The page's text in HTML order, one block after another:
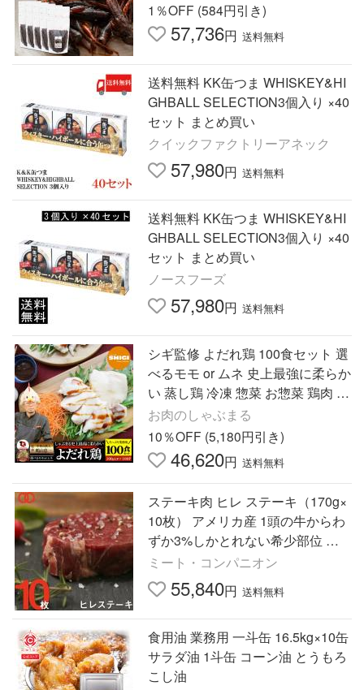
1％OFF (584円引き)
57,736円 送料無料
送料無料 KK缶つま WHISKEY&HI
GHBALL SELECTION3個入り ×40
セット まとめ買い
クイックファクトリーアネック
57,980円 送料無料
送料無料 KK缶つま WHISKEY&HI
GHBALL SELECTION3個入り ×40
セット まとめ買い
ノースフーズ
57,980円 送料無料
シギ監修 よだれ鶏 100食セット 選
べるモモ or ムネ 史上最強に柔らか
い 蒸し鶏 冷凍 惣菜 お惣菜 鶏肉 鳥
中華 チキン パーティ おつまみ 簡
単 冷凍 爆買
お肉のしゃぶまる
10％OFF (5,180円引き)
46,620円 送料無料
ステーキ肉 ヒレ ステーキ（170g×
10枚） アメリカ産 1頭の牛からわ
ずか3%しかとれない希少部位 牛
肉 ギフト 業務用 食品 おかず BBQ
バーベキュー 食材
ミート・コンパニオン
55,840円 送料無料
食用油 業務用 一斗缶 16.5kg×10缶
サラダ油 1斗缶 コーン油 とうもろ
こし油